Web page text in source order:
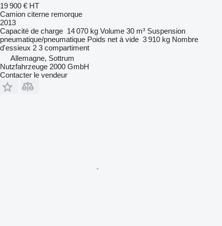
19 900 € HT
Camion citerne remorque
2013
Capacité de charge 14 070 kg Volume 30 m³ Suspension
pneumatique/pneumatique Poids net à vide 3 910 kg Nombre
d'essieux 2 3 compartiment
Allemagne, Sottrum
Nutzfahrzeuge 2000 GmbH
Contacter le vendeur